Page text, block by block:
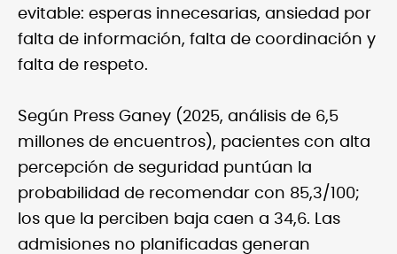
evitable: esperas innecesarias, ansiedad por
falta de información, falta de coordinación y
falta de respeto.
Según Press Ganey (2025, análisis de 6,5
millones de encuentros), pacientes con alta
percepción de seguridad puntúan la
probabilidad de recomendar con 85,3/100;
los que la perciben baja caen a 34,6. Las
admisiones no planificadas generan